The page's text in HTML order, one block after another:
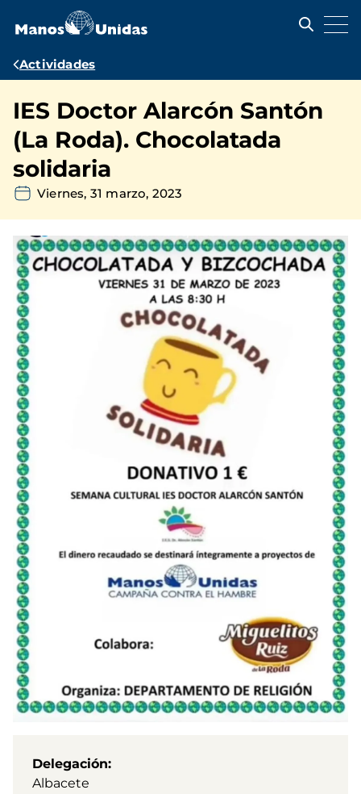
contenido
Ruta
navegación
Actividades
IES Doctor Alarcón Santón
(La Roda). Chocolatada
solidaria
Viernes, 31 marzo, 2023
Delegación
Albacete